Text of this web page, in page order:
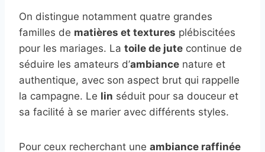
On distingue notamment quatre grandes
familles de matières et textures plébiscitées
pour les mariages. La toile de jute continue de
séduire les amateurs d’ambiance nature et
authentique, avec son aspect brut qui rappelle
la campagne. Le lin séduit pour sa douceur et
sa facilité à se marier avec différents styles.
Pour ceux recherchant une ambiance raffinée